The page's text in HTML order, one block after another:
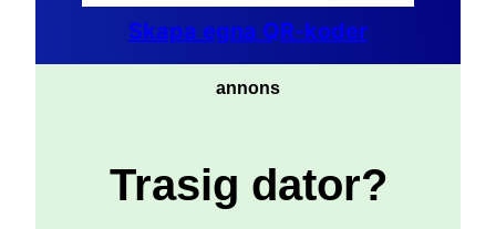
Skapa egna QR-koder
annons
Trasig dator?